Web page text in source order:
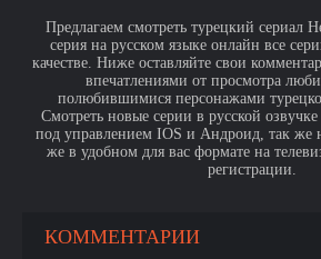
Предлагаем смотреть турецкий сериал
серия на русском языке онлайн все
качестве. Ниже оставляйте свои
впечатлениями от просмотра
полюбившимися персонажами
Смотреть новые серии в русской
под управлением IOS и Андроид, так же
же в удобном для вас формате на
регистрации.
КОММЕНТАРИИ